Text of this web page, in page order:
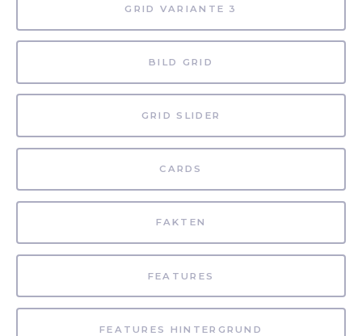
GRID VARIANTE 3
BILD GRID
GRID SLIDER
CARDS
FAKTEN
FEATURES
FEATURES HINTERGRUND